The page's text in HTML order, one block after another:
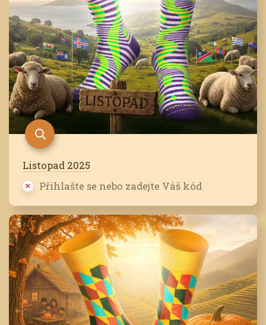
Listopad 2025
Přihlašte se nebo zadejte Váš kód